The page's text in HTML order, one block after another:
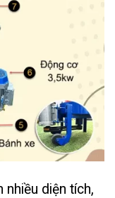
nhiều diện tích,